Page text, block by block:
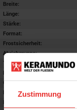
Zustimmung
Breite:
Länge:
Stärke:
Format:
Frostsicherheit:
Abriebgruppe:
Trittsicherheit barfuß:
Farbton:
Oberfläche:
Rektifiziert:
Rutschhemmwert